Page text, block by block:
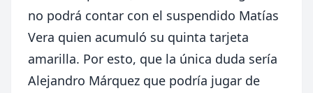
no podrá contar con el suspendido Matías
Vera quien acumuló su quinta tarjeta
amarilla. Por esto, que la única duda sería
Alejandro Márquez que podría jugar de